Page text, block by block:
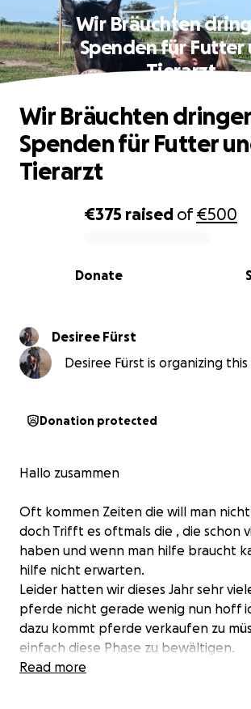
Wir Bräuchten
Spenden für Futter
Tierarzt
0% complete
€375 raised of€500
Donate
Wir Bräuchten
Spenden für Futter
Tierarzt
Desiree Fürst
Desiree Fürst is organizing
Donation protected
Hallo zusammen
Oft kommen Zeiten die will man
doch Trifft es oftmals die , die schon
haben und wenn man hilfe braucht
hilfe nicht erwarten.
Leider hatten wir dieses Jahr sehr
pferde nicht gerade wenig nun hoff
dazu kommt pferde verkaufen zu
einfach diese Phase zu bewältigen.
Und bitte daher egal ob 1 € oder 5 €
Read more